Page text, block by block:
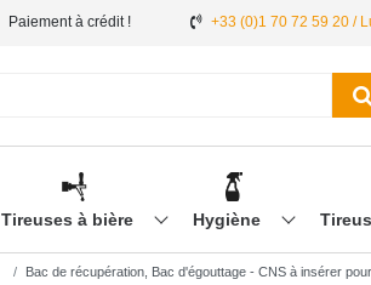
Paiement à crédit ! +33 (0)1 70 72 59 20 /
Tireuses à bière Hygiène
Bac de récupération, Bac d'égouttage - CNS à insérer